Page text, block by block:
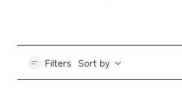
Filters Sort by